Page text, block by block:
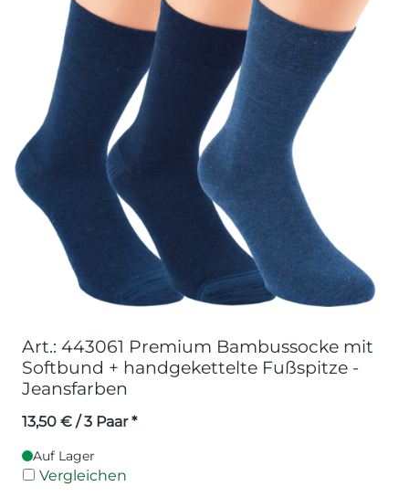
Art.: 443061 Premium Bambussocke mit
Softbund + handgekettelte Fußspitze -
Jeansfarben
13,50 € / 3 Paar *
Auf Lager
Vergleichen